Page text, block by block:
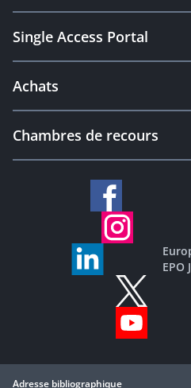
Single Access Portal
Achats
Chambres de recours
EPO
Adresse bibliographique